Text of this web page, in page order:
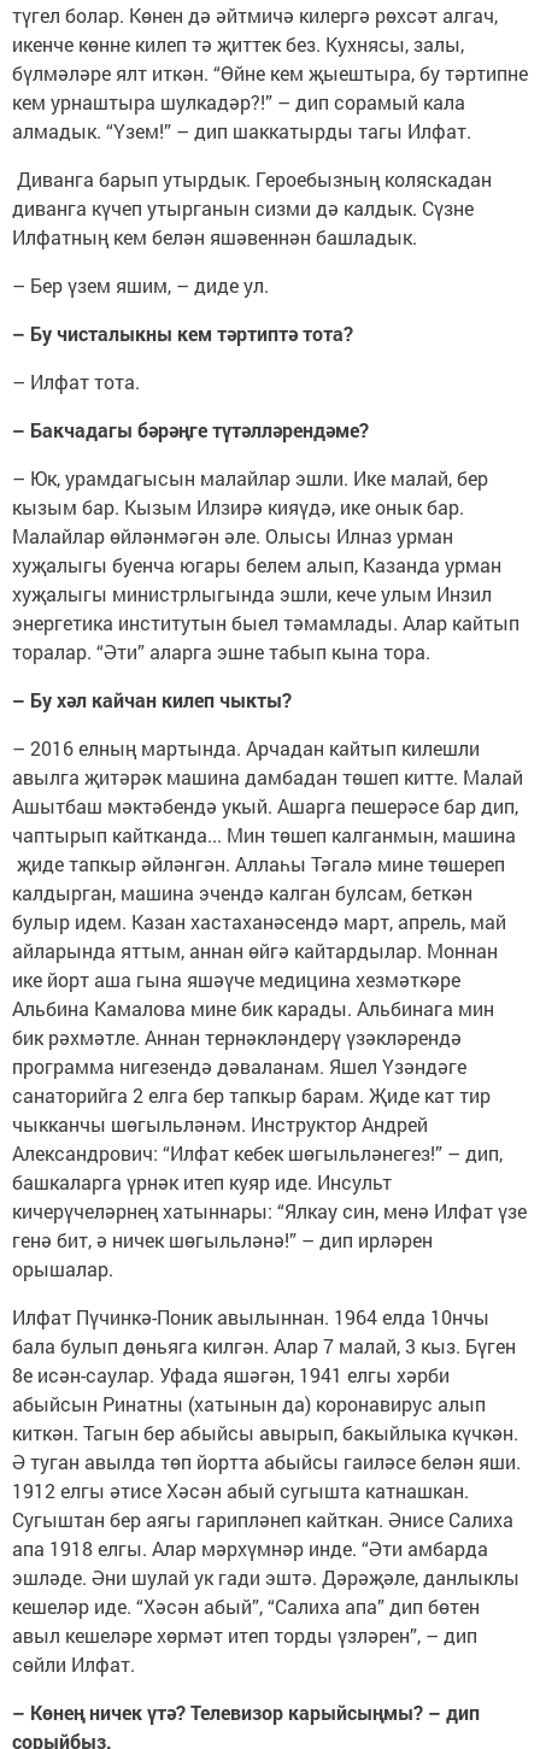
түгел болар. Көнен дә әйтмичә килергә рөхсәт алгач,
икенче көнне килеп тә җиттек без. Кухнясы, залы,
бүлмәләре ялт иткән. “Өйне кем җыештыра, бу тәртипне
кем урнаштыра шулкадәр?!” – дип сорамый кала
алмадык. “Үзем!” – дип шаккатырды тагы Илфат.
Диванга барып утырдык. Героебызның коляскадан
диванга күчеп утырганын сизми дә калдык. Сүзне
Илфатның кем белән яшәвеннән башладык.
– Бер үзем яшим, – диде ул.
– Бу чисталыкны кем тәртиптә тота?
– Илфат тота.
– Бакчадагы бәрәңге түтәлләрендәме?
– Юк, урамдагысын малайлар эшли. Ике малай, бер
кызым бар. Кызым Илзирә кияүдә, ике онык бар.
Малайлар өйләнмәгән әле. Олысы Илназ урман
хуҗалыгы буенча югары белем алып, Казанда урман
хуҗалыгы министрлыгында эшли, кече улым Инзил
энергетика институтын быел тәмамлады. Алар кайтып
торалар. “Әти” аларга эшне табып кына тора.
– Бу хәл кайчан килеп чыкты?
– 2016 елның мартында. Арчадан кайтып килешли
авылга җитәрәк машина дамбадан төшеп китте. Малай
Ашытбаш мәктәбендә укый. Ашарга пешерәсе бар дип,
чаптырып кайтканда... Мин төшеп калганмын, машина
җиде тапкыр әйләнгән. Аллаһы Тәгалә мине төшереп
калдырган, машина эчендә калган булсам, беткән
булыр идем. Казан хастаханәсендә март, апрель, май
айларында яттым, аннан өйгә кайтардылар. Моннан
ике йорт аша гына яшәүче медицина хезмәткәре
Альбина Камалова мине бик карады. Альбинага мин
бик рәхмәтле. Аннан тернәкләндерү үзәкләрендә
программа нигезендә дәваланам. Яшел Үзәндәге
санаторийга 2 елга бер тапкыр барам. Җиде кат тир
чыкканчы шөгыльләнәм. Инструктор Андрей
Александрович: “Илфат кебек шөгыльләнегез!” – дип,
башкаларга үрнәк итеп куяр иде. Инсульт
кичерүчеләрнең хатыннары: “Ялкау син, менә Илфат үзе
генә бит, ә ничек шөгыльләнә!” – дип ирләрен
орышалар.
Илфат Пүчинкә-Поник авылыннан. 1964 елда 10нчы
бала булып дөньяга килгән. Алар 7 малай, 3 кыз. Бүген
8е исән-саулар. Уфада яшәгән, 1941 елгы хәрби
абыйсын Ринатны (хатынын да) коронавирус алып
киткән. Тагын бер абыйсы авырып, бакыйлыка күчкән.
Ә туган авылда төп йортта абыйсы гаиләсе белән яши.
1912 елгы әтисе Хәсән абый сугышта катнашкан.
Сугыштан бер аягы гарипләнеп кайткан. Әнисе Салиха
апа 1918 елгы. Алар мәрхүмнәр инде. “Әти амбарда
эшләде. Әни шулай ук гади эштә. Дәрәҗәле, данлыклы
кешеләр иде. “Хәсән абый”, “Салиха апа” дип бөтен
авыл кешеләре хөрмәт итеп торды үзләрен”, – дип
сөйли Илфат.
– Көнең ничек үтә? Телевизор карыйсыңмы? – дип
сорыйбыз.